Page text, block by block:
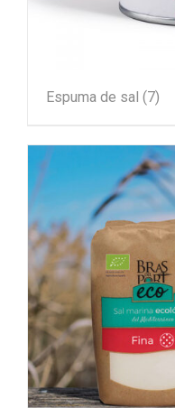
Espuma de sal (7)